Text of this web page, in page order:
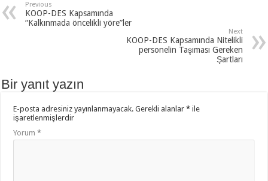
Previous
KOOP-DES Kapsamında
“Kalkınmada öncelikli yöre”ler
Next
KOOP-DES Kapsamında Nitelikli
personelin Taşıması Gereken
Şartları
Bir yanıt yazın
E-posta adresiniz yayınlanmayacak. Gerekli alanlar* ile
işaretlenmişlerdir
Yorum*